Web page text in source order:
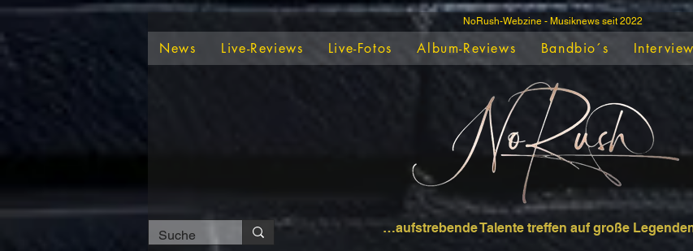
NoRush-Webzine - Musiknews seit 2022
News Live-Reviews Live-Fotos Album-Reviews Bandbio´s
…aufstrebende Talente treffen auf große